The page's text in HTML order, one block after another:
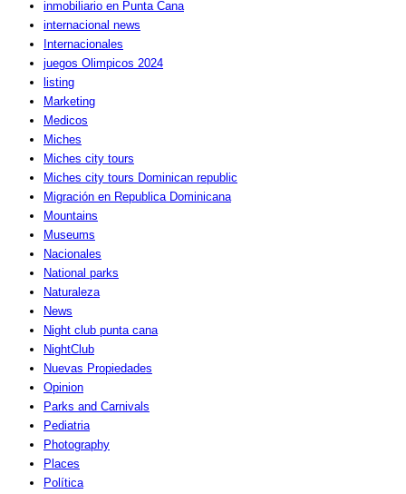
inmobiliario en Punta Cana
internacional news
Internacionales
juegos Olimpicos 2024
listing
Marketing
Medicos
Miches
Miches city tours
Miches city tours Dominican republic
Migración en Republica Dominicana
Mountains
Museums
Nacionales
National parks
Naturaleza
News
Night club punta cana
NightClub
Nuevas Propiedades
Opinion
Parks and Carnivals
Pediatria
Photography
Places
Política